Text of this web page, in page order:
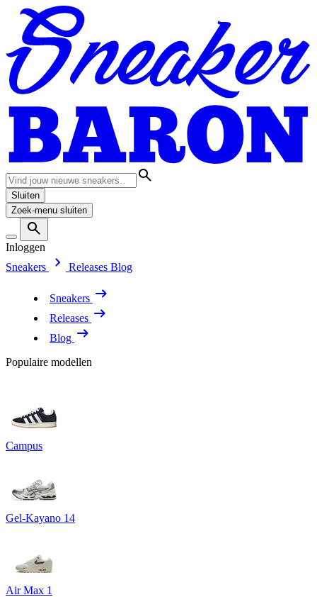
Sluiten
Zoek-menu sluiten
Inloggen
Sneakers
Releases Blog
Sneakers
Releases
Blog
Populaire modellen
Campus
Gel-Kayano 14
Air Max 1